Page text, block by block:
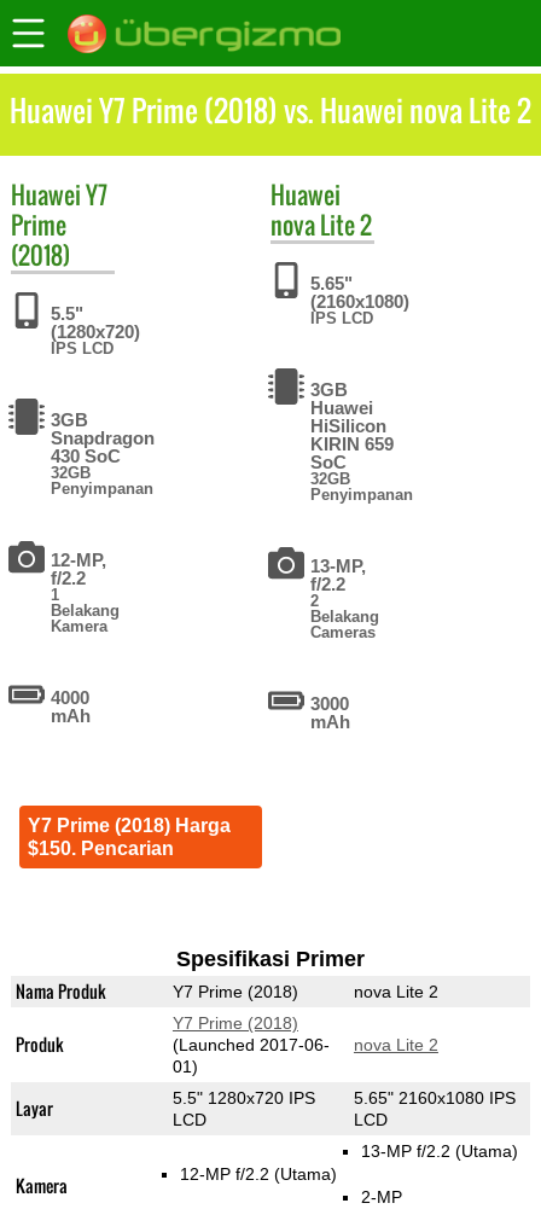
Huawei Y7 Prime (2018) vs. Huawei nova Lite 2
HuaweiY7
Prime
(2018)
5.5"
(1280x720)
IPS LCD
3GB
Snapdragon
430 SoC
32GB
Penyimpanan
12-MP,
f/2.2
1
Belakang
Kamera
4000
mAh
Y7 Prime (2018) Harga
$150. Pencarian
Huawei
nova Lite 2
5.65"
(2160x1080)
IPS LCD
3GB
Huawei
HiSilicon
KIRIN 659
SoC
32GB
Penyimpanan
13-MP,
f/2.2
2
Belakang
Cameras
3000
mAh
Spesifikasi Primer
Nama Produk Y7 Prime (2018) nova Lite 2
Produk
Y7 Prime (2018)
(Launched 2017-06-
01)
nova Lite 2
Layar
5.5" 1280x720 IPS
LCD
5.65" 2160x1080 IPS
LCD
Kamera 12-MP f/2.2 (Utama)
13-MP f/2.2 (Utama)
2-MP